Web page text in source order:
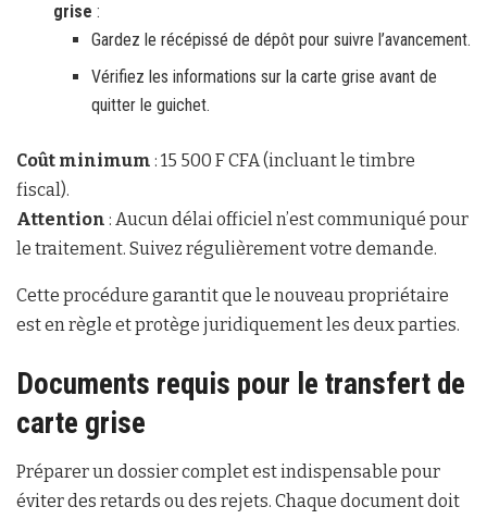
grise :
Gardez le récépissé de dépôt pour suivre l’avancement.
Vérifiez les informations sur la carte grise avant de
quitter le guichet.
Coût minimum : 15 500 F CFA (incluant le timbre
fiscal).
Attention : Aucun délai officiel n’est communiqué pour
le traitement. Suivez régulièrement votre demande.
Cette procédure garantit que le nouveau propriétaire
est en règle et protège juridiquement les deux parties.
Documents requis pour le transfert de
carte grise
Préparer un dossier complet est indispensable pour
éviter des retards ou des rejets. Chaque document doit